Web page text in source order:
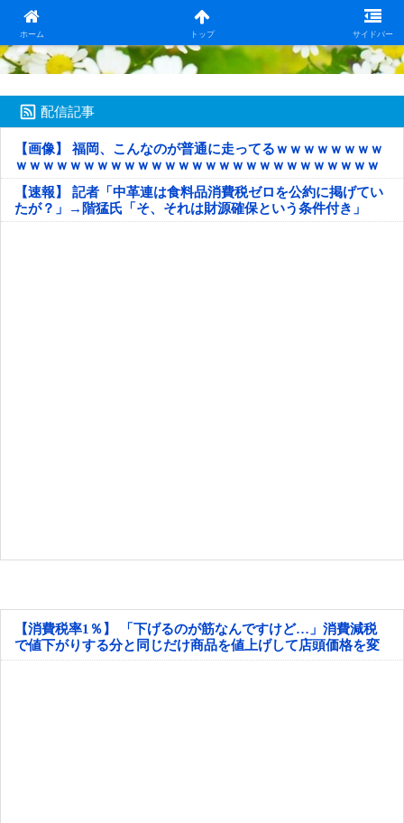
ホーム トップ サイドバー
日本第一！ニュース録
配信記事
【画像】 福岡、こんなのが普通に走ってるｗｗｗｗｗｗｗｗ
ｗｗｗｗｗｗｗｗｗｗｗｗｗｗｗｗｗｗｗｗｗｗｗｗｗｗｗ
ｗｗｗｗｗ
【速報】 記者「中革連は食料品消費税ゼロを公約に掲げてい
たが？」→階猛氏「そ、それは財源確保という条件付き」
【消費税率1％】 「下げるのが筋なんですけど…」消費減税
で値下がりする分と同じだけ商品を値上げして店頭価格を変
えない店も